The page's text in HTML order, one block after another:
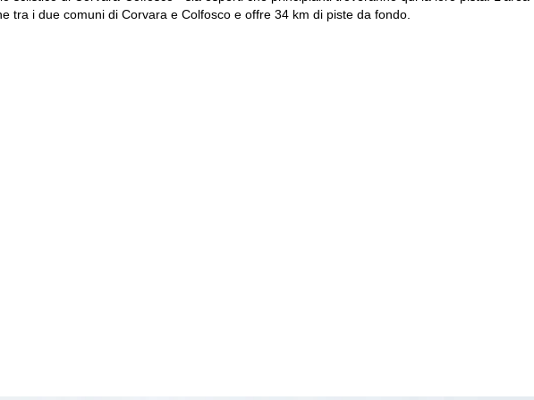
tra i due comuni di Corvara e Colfosco e offre 34 km di piste da fondo.